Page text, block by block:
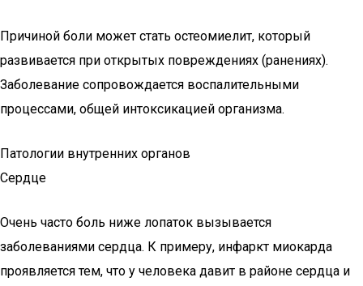
Причиной боли может стать остеомиелит, который
развивается при открытых повреждениях (ранениях).
Заболевание сопровождается воспалительными
процессами, общей интоксикацией организма.
Патологии внутренних органов
Сердце
Очень часто боль ниже лопаток вызывается
заболеваниями сердца. К примеру, инфаркт миокарда
проявляется тем, что у человека давит в районе сердца и